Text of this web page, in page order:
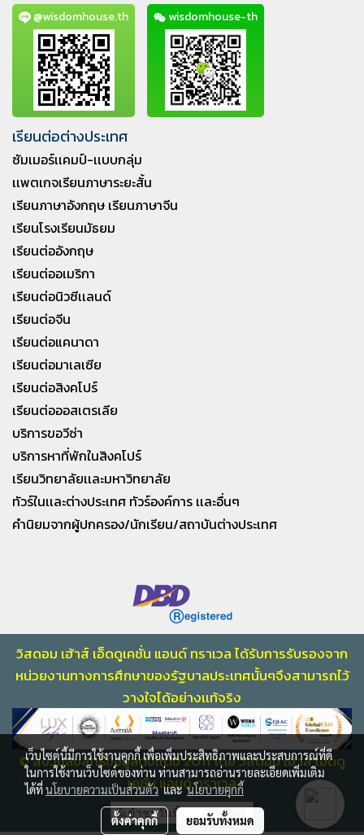
@wisdomhouse.th wisdomhouse-th
เรียนต่อต่างประเทศ
ซัมเมอร์เเคมป์-เเบบกลุ่ม
เเพตเกจเรียนภาษาระยะสั้น
เรียนภาษาอังกฤษ เรียนภาษาจีน
เรียนโรงเรียนมัธยม
เรียนต่ออังกฤษ
เรียนต่ออเมริกา
เรียนต่อนิวซีเเลนด์
เรียนต่อจีน
เรียนต่อแคนาดา
เรียนต่อมาเลเซีย
เรียนต่อสิงคโปร์
เรียนต่อออสเตรเลีย
บริการขอวีซ่า
บริการหาที่พักในสิงคโปร์
เรียนวิทยาลัยเเละมหาวิทยาลัย
ทัวร์ในเเละต่างประเทศ ทัวร์องค์การ เเละอื่นๆ
คำนิยมจากผู้ปกครอง/นักเรียน/สถาบันต่างประเทศ
วิสดอม เฮ้าส์ เอ็ดดูเคชั่น แอนด์ ทราเวล ได้รับการรับรองจาก
หน่วยงานทางการศึกษาของรัฐบาลประเทศนั้นๆจึงสามารถไว้
วางใจได้อย่างเเท้จริง
© สงวนลิขสิทธิ์ข้อมูลตั้งเเต่ปี 2011 โดย วิสดอม เฮ้าส์ เอ็ดดู
เคชั่น แอนด์ ทราเวล
ผู้เข้าชมวันนี้ 665
เว็บไซต์นี้มีการใช้งานคุกกี้ เพื่อเพิ่มประสิทธิภาพและประสบการณ์ที่ดี
ในการใช้งานเว็บไซต์ของท่าน ท่านสามารถอ่านรายละเอียดเพิ่มเติม
ได้ที่นโยบายความเป็นส่วนตัวและนโยบายคุกกี้
ตั้งค่าคุกกี้ ยอมรับทั้งหมด